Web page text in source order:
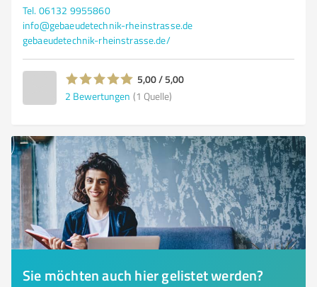
Tel. 06132 9955860
info@gebaeudetechnik-rheinstrasse.de
gebaeudetechnik-rheinstrasse.de/
5,00 / 5,00
2 Bewertungen (1 Quelle)
Sie möchten auch hier gelistet werden?